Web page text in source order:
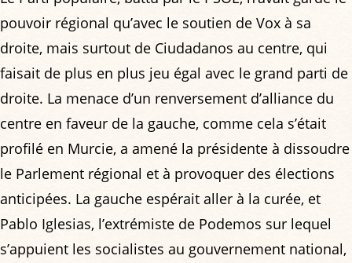
pouvoir régional qu’avec le soutien de Vox à sa
droite, mais surtout de Ciudadanos au centre, qui
faisait de plus en plus jeu égal avec le grand parti de
droite. La menace d’un renversement d’alliance du
centre en faveur de la gauche, comme cela s’était
profilé en Murcie, a amené la présidente à dissoudre
le Parlement régional et à provoquer des élections
anticipées. La gauche espérait aller à la curée, et
Pablo Iglesias, l’extrémiste de Podemos sur lequel
s’appuient les socialistes au gouvernement national,